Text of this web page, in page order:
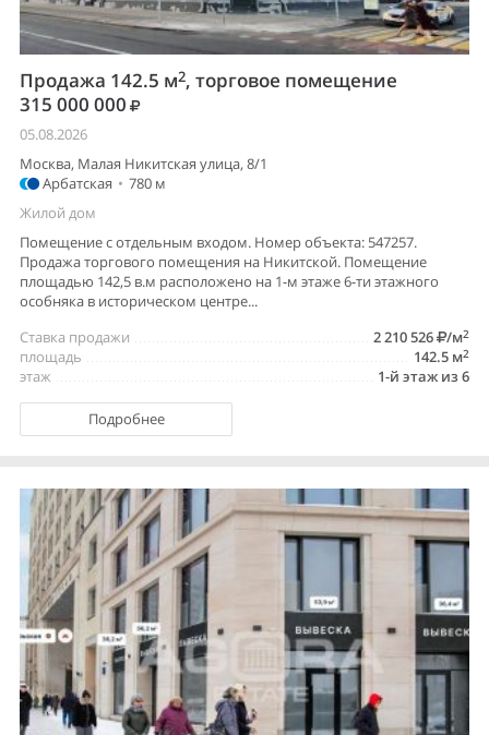
Продажа 142.5 м2, торговое помещение
315 000 000
05.08.2026
Москва, Малая Никитская улица, 8/1
Арбатская • 780 м
Жилой дом
Помещение с отдельным входом. Номер объекта: 547257.
Продажа торгового помещения на Никитской. Помещение
площадью 142,5 в.м расположено на 1-м этаже 6-ти этажного
особняка в историческом центре...
2 210 526
/м2
Ставка продажи
142.5 м2
площадь
1-й этаж из 6
этаж
Подробнее